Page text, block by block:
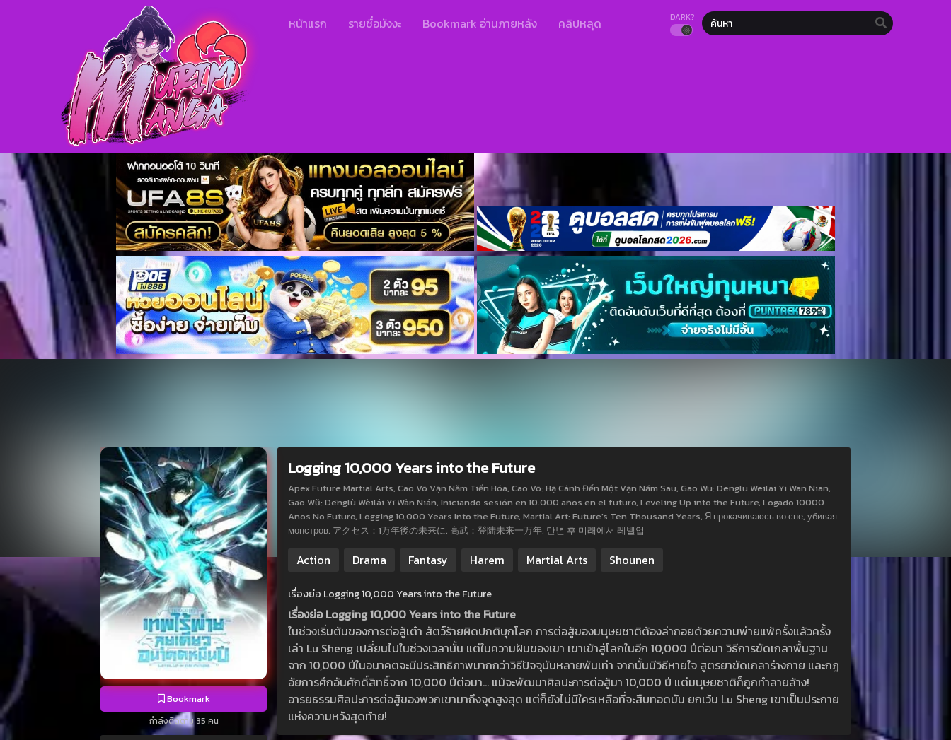
หน้าแรก รายชื่อมังงะ Bookmark อ่านภายหลัง คลิปหลุด DARK?
Bookmark
กำลังติดตาม 35 คน
Logging 10,000 Years into the Future
Apex Future Martial Arts, Cao Võ Vạn Năm Tiến Hóa, Cao Võ: Hạ Cánh Đến Một Vạn Năm Sau, Gao Wu: Denglu Weilai Yi Wan Nian,
Gāo Wǔ: Dēnglù Wèilái Yī Wàn Nián, Iniciando sesión en 10.000 años en el futuro, Leveling Up into the Future, Logado 10000
Anos No Futuro, Logging 10,000 Years Into the Future, Martial Art: Future's Ten Thousand Years, Я прокачиваюсь во сне, убивая
монстров, アクセス：1万年後の未来に, 高武：登陆未来一万年, 만년 후 미래에서 레벨업
Action Drama Fantasy Harem Martial Arts Shounen
เรื่องย่อ Logging 10,000 Years into the Future
เรื่องย่อ Logging 10,000 Years into the Future
ในช่วงเริ่มต้นของการต่อสู้เต๋า สัตว์ร้ายผิดปกติบุกโลก การต่อสู้ของมนุษยชาติต้องล่าถอยด้วยความพ่ายแพ้ครั้งแล้วครั้ง
เล่า Lu Sheng เปลี่ยนไปในช่วงเวลานั้น แต่ในความฝันของเขา เขาเข้าสู่โลกในอีก 10,000 ปีต่อมา วิธีการขัดเกลาพื้นฐาน
จาก 10,000 ปีในอนาคตจะมีประสิทธิภาพมากกว่าวิธีปัจจุบันหลายพันเท่า จากนั้นมีวิธีหายใจ สูตรยาขัดเกลาร่างกาย และกฎ
อัยการศึกอันศักดิ์สิทธิ์จาก 10,000 ปีต่อมา… แม้จะพัฒนาศิลปะการต่อสู้มา 10,000 ปี แต่มนุษยชาติก็ถูกทำลายล้าง!
อารยธรรมศิลปะการต่อสู้ของพวกเขามาถึงจุดสูงสุด แต่ก็ยังไม่มีใครเหลือที่จะสืบทอดมัน ยกเว้น Lu Sheng เขาเป็นประกาย
แห่งความหวังสุดท้าย!